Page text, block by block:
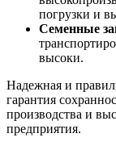
погрузки и
Семенные
высоки.
Надежная и
гарантия
производства и
предприятия.